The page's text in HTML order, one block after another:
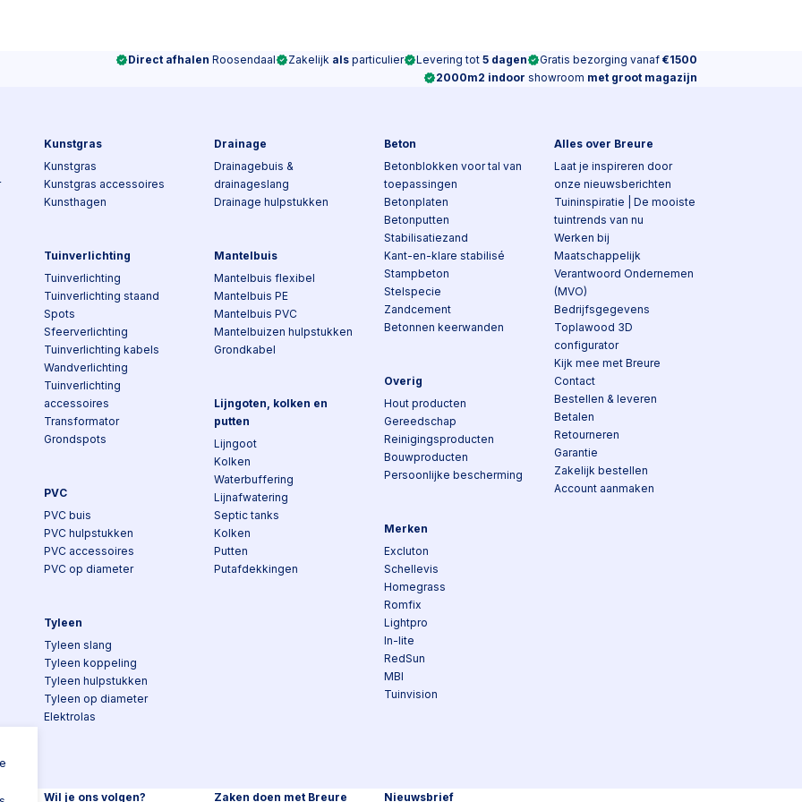
Direct afhalen Roosendaal Zakelijk als particulier Levering tot 5 dagen Gratis bezorging vanaf €1500
2000m2 indoor showroom met groot magazijn
Kunstgras
Kunstgras
Kunstgras accessoires
Kunsthagen
Tuinverlichting
Tuinverlichting
Tuinverlichting staand
Spots
Sfeerverlichting
Tuinverlichting kabels
Wandverlichting
Tuinverlichting
accessoires
Transformator
Grondspots
PVC
PVC buis
PVC hulpstukken
PVC accessoires
PVC op diameter
Tyleen
Tyleen slang
Tyleen koppeling
Tyleen hulpstukken
Tyleen op diameter
Elektrolas
Drainage
Drainagebuis &
drainageslang
Drainage hulpstukken
Mantelbuis
Mantelbuis flexibel
Mantelbuis PE
Mantelbuis PVC
Mantelbuizen hulpstukken
Grondkabel
Lijngoten, kolken en
putten
Lijngoot
Kolken
Waterbuffering
Lijnafwatering
Septic tanks
Kolken
Putten
Putafdekkingen
Beton
Betonblokken voor tal van
toepassingen
Betonplaten
Betonputten
Stabilisatiezand
Kant-en-klare stabilisé
Stampbeton
Stelspecie
Zandcement
Betonnen keerwanden
Overig
Hout producten
Gereedschap
Reinigingsproducten
Bouwproducten
Persoonlijke bescherming
Merken
Excluton
Schellevis
Homegrass
Romfix
Lightpro
In-lite
RedSun
MBI
Tuinvision
Alles over Breure
Laat je inspireren door
onze nieuwsberichten
Tuininspiratie | De mooiste
tuintrends van nu
Werken bij
Maatschappelijk
Verantwoord Ondernemen
(MVO)
Bedrijfsgegevens
Toplawood 3D
configurator
Kijk mee met Breure
Contact
Bestellen & leveren
Betalen
Retourneren
Garantie
Zakelijk bestellen
Account aanmaken
Wil je ons volgen? Zaken doen met Breure Nieuwsbrief